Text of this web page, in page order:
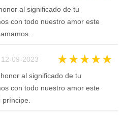
al significado de tu
con todo nuestro amor este
09-2023 ★★★★★
al significado de tu
con todo nuestro amor este